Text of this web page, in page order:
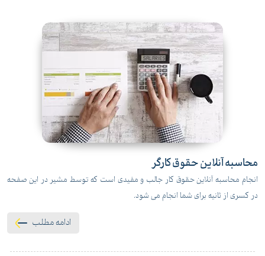
محاسبه آنلاین حقوق کارگر
انجام محاسبه آنلاین حقوق کار جالب و مفیدی است که توسط مشیر در این صفحه
در کسری از ثانیه برای شما انجام می شود.
ادامه مطلب